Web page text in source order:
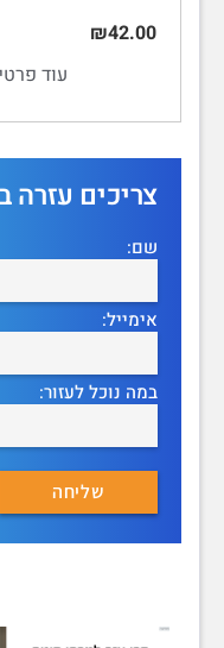
₪42.00
עוד
צריכים
שם:
אימייל:
במה נוכל לעזור: